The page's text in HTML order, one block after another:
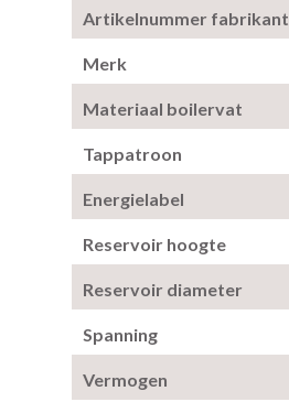
Artikelnummer fabrikant
Merk
Materiaal boilervat
Tappatroon
Energielabel
Reservoir hoogte
Reservoir diameter
Spanning
Vermogen